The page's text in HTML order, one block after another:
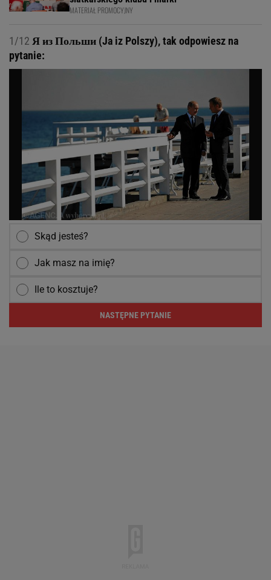
MATERIAŁ PROMOCYJNY
1/12 Я из Польши (Ja iz Polszy), tak odpowiesz na
pytanie:
Skąd jesteś?
Jak masz na imię?
Ile to kosztuje?
NASTĘPNE PYTANIE